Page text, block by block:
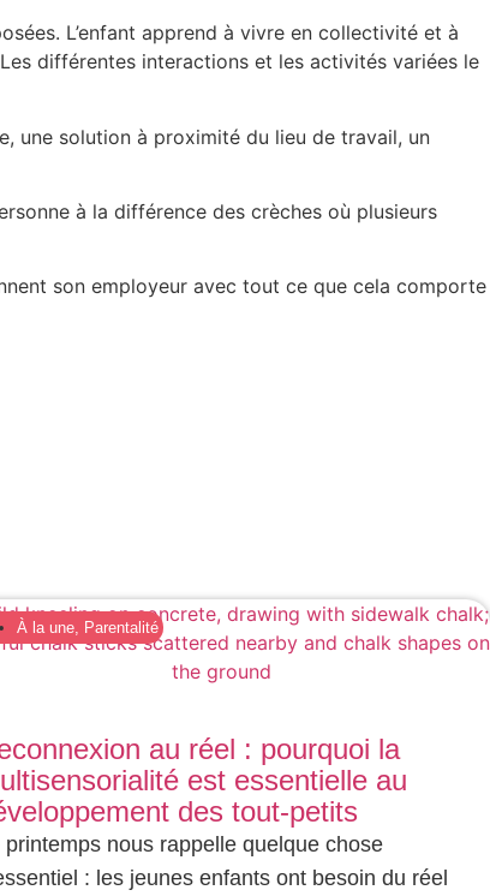
L’enfant apprend à vivre en collectivité et à
différentes interactions et les activités variées le
une solution à proximité du lieu de travail, un
à la différence des crèches où plusieurs
son employeur avec tout ce que cela comporte
À la une, Parentalité
au réel : pourquoi la
est essentielle au
des tout-petits
printemps nous rappelle quelque chose
: les jeunes enfants ont besoin du réel